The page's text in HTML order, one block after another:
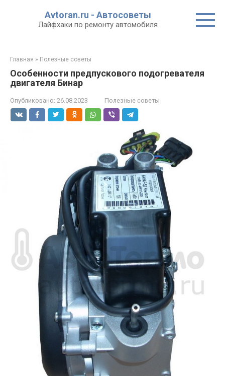
Avtoran.ru - Автосоветы
Лайфхаки по ремонту автомобиля
Главная » Полезные советы
Особенности предпускового подогревателя
двигателя Бинар
Опубликовано: 26.08.2023 Полезные советы